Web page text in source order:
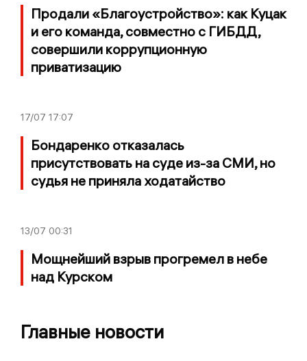
Продали «Благоустройство»: как Куцак
и его команда, совместно с ГИБДД,
совершили коррупционную
приватизацию
17/07 17:07
Бондаренко отказалась
присутствовать на суде из-за СМИ, но
судья не приняла ходатайство
13/07 00:31
Мощнейший взрыв прогремел в небе
над Курском
Главные новости